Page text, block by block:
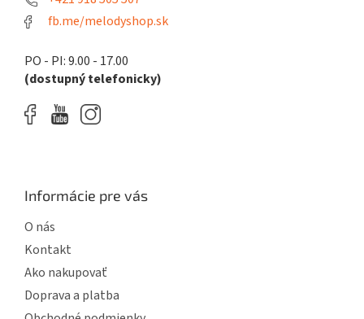
fb.me/melodyshop.sk
PO - PI: 9.00 - 17.00
(dostupný telefonicky)
Informácie pre vás
O nás
Kontakt
Ako nakupovať
Doprava a platba